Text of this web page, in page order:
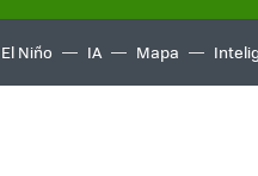
El Niño IA Mapa